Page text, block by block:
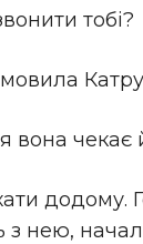
тобі?
вона чекає
додому.
нею,